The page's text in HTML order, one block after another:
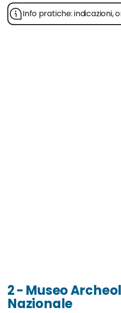
Info pratiche: indicazioni,
2 - Museo
Nazionale